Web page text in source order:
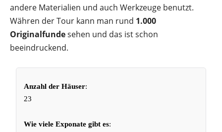
andere Materialien und auch Werkzeuge benutzt.
Währen der Tour kann man rund 1.000
Originalfundesehen und das ist schon
beeindruckend.
Anzahl der Häuser:
23
Wie viele Exponate gibt es: